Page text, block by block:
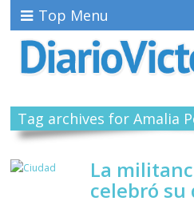
Top Menu
Tag archives for Amalia
La
celebró su